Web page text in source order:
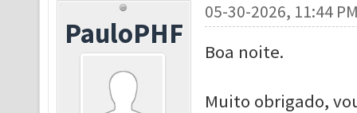
PauloPHF
05-30-2026, 11:44
Boa noite.
Muito obrigado,